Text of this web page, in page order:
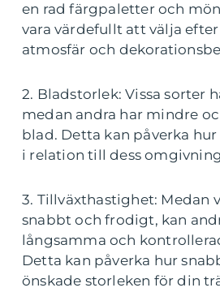
en rad färgpaletter och
vara värdefullt att välja
atmosfär och
2. Bladstorlek: Vissa sorter
medan andra har mindre
blad. Detta kan påverka
i relation till dess
3. Tillväxthastighet: Medan
snabbt och frodigt, kan
långsamma och
Detta kan påverka hur
önskade storleken för din